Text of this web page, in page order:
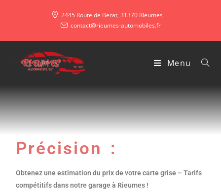
2445 Route de Berat, 31370 Rieumes
contact@rieumes-automobiles.fr
Menu
Précision :
Obtenez une estimation du prix de votre carte grise – Tarifs
compétitifs dans notre garage à Rieumes !